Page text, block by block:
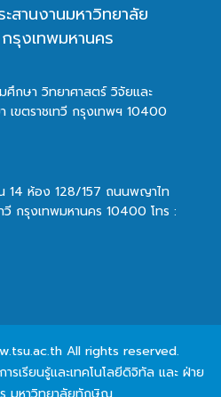
สานงานมหาวิทยาลัย
งเทพมหานคร
ศึกษา วิทยาศาสตร์ วิจัยและ
ขตราชเทวี กรุงเทพฯ 10400
14 ห้อง 128/157 ถนนพญาไท
กรุงเทพมหานคร 10400 โทร :
All rights reserved.
เรียนรู้และเทคโนโลยีดิจิทัล และ ฝ่าย